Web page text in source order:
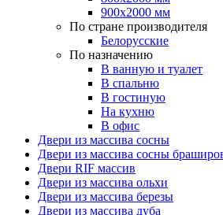
900х2000 мм
По стране производителя
Белорусские
По назначению
В ванную и туалет
В спальню
В гостиную
На кухню
В офис
Двери из массива сосны
Двери из массива сосны
Двери RIF массив
Двери из массива ольхи
Двери из массива березы
Двери из массива дуба